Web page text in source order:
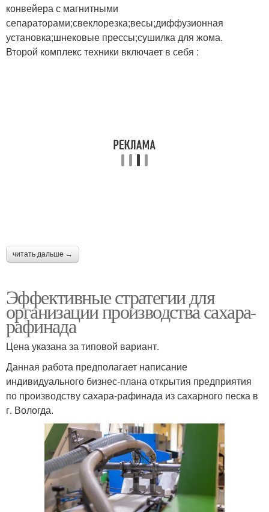
конвейера с магнитными
сепараторами;свеклорезка;весы;диффузионная
установка;шнековые прессы;сушилка для жома.
Второй комплекс техники включает в себя :
читать дальше →
Эффективные стратегии для
организации производства сахара-
рафинада
Цена указана за типовой вариант.
Данная работа предполагает написание
индивидуального бизнес-плана открытия предприятия
по производству сахара-рафинада из сахарного песка в
г. Вологда.